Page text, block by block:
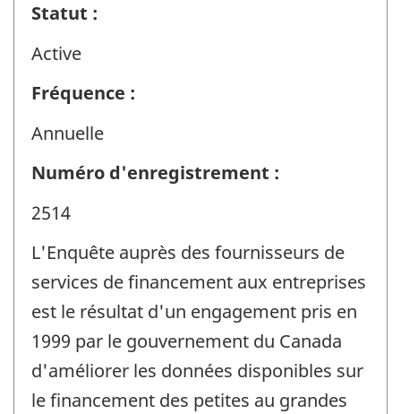
Statut :
Active
Fréquence :
Annuelle
Numéro d'enregistrement :
2514
L'Enquête auprès des fournisseurs de
services de financement aux entreprises
est le résultat d'un engagement pris en
1999 par le gouvernement du Canada
d'améliorer les données disponibles sur
le financement des petites au grandes